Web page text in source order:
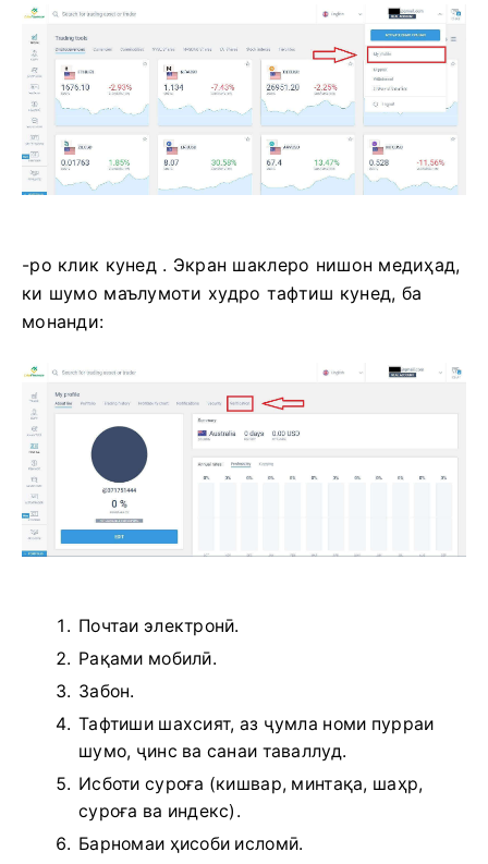
-ро клик кунед . Экран шаклеро нишон медиҳад,
ки шумо маълумоти худро тафтиш кунед, ба
монанди:
Почтаи электронӣ.
Рақами мобилӣ.
Забон.
Тафтиши шахсият, аз ҷумла номи пурраи
шумо, ҷинс ва санаи таваллуд.
Исботи суроға (кишвар, минтақа, шаҳр,
суроға ва индекс).
Барномаи ҳисоби исломӣ.